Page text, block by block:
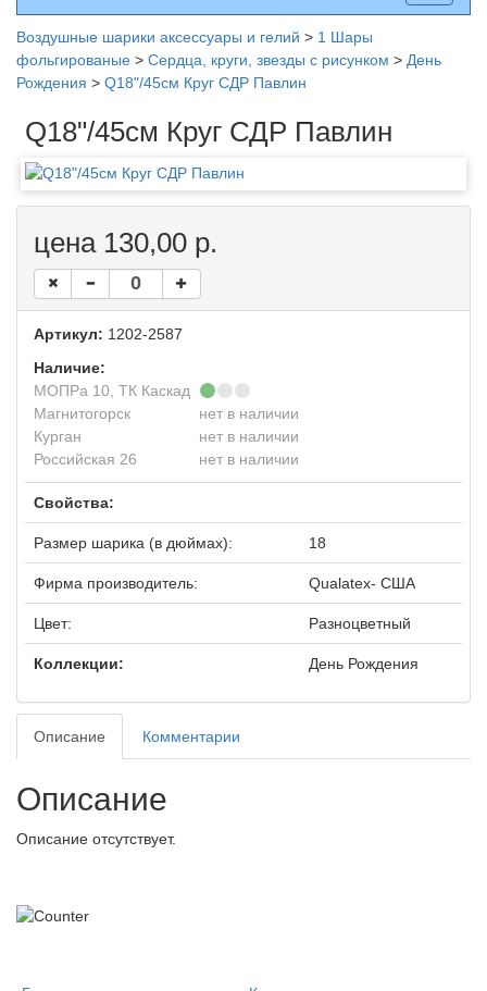
меню
Воздушные шарики аксессуары и гелий > 1 Шары
фольгированые > Сердца, круги, звезды с рисунком > День
Рождения > Q18"/45см Круг СДР Павлин
Q18"/45см Круг СДР Павлин
цена 130,00 р.
Артикул: 1202-2587
Наличие:
МОПРа 10, ТК Каскад
Магнитогорск
нет в наличии
Курган
нет в наличии
Российская 26
нет в наличии
Свойства:
Размер шарика (в дюймах): 18
Фирма производитель: Qualatex- США
Цвет: Разноцветный
Коллекции: День Рождения
Описание Комментарии
Описание
Описание отсутствует.